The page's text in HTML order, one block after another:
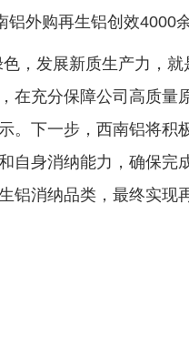
外购再生铝创效4000
，发展新质生产力，
在充分保障公司高质量
。下一步，西南铝将积
自身消纳能力，确保完
铝消纳品类，最终实现